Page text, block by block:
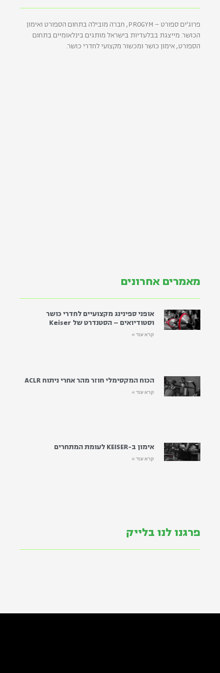
פרוג'ים ספורט – PROGYM, חברה מובילה בתחום הספורט ואימון
הכושר. מייצגת בבלעדיות בישראל מותגים בינלאומיים בתחום
הספורט, אימון כושר ומכשור מקצועי לחדרי כושר.
מאמרים אחרונים
אופני ספינינג מקצועיים לחדרי כושר
וסטודיואים – הסטנדרט של Keiser
קרא עוד »
הכוח המקסימלי חוזר מהר אחרי ניתוח ACLR
קרא עוד »
אימון ב-KEISER לעומת המתחרים
קרא עוד »
פרגנו לנו בלייק